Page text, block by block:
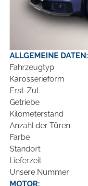
ALLGEMEINE DATEN:
Fahrzeugtyp
Karosserieform
Erst-Zul.
Getriebe
Kilometerstand
Anzahl der Türen
Farbe
Standort
Lieferzeit
Unsere Nummer
MOTOR: